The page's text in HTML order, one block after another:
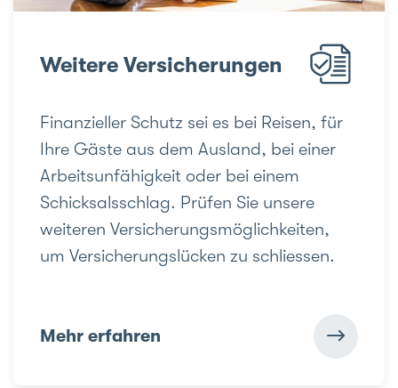
Weitere Versicherungen
Finanzieller Schutz sei es bei Reisen, für
Ihre Gäste aus dem Ausland, bei einer
Arbeitsunfähigkeit oder bei einem
Schicksalsschlag. Prüfen Sie unsere
weiteren Versicherungsmöglichkeiten,
um Versicherungslücken zu schliessen.
Mehr erfahren